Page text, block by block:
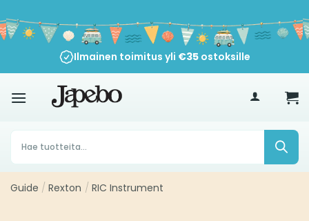
sisältöön
Ilmainen toimitus yli €35ostoksille
Products
search
Guide / Rexton / RIC Instrument